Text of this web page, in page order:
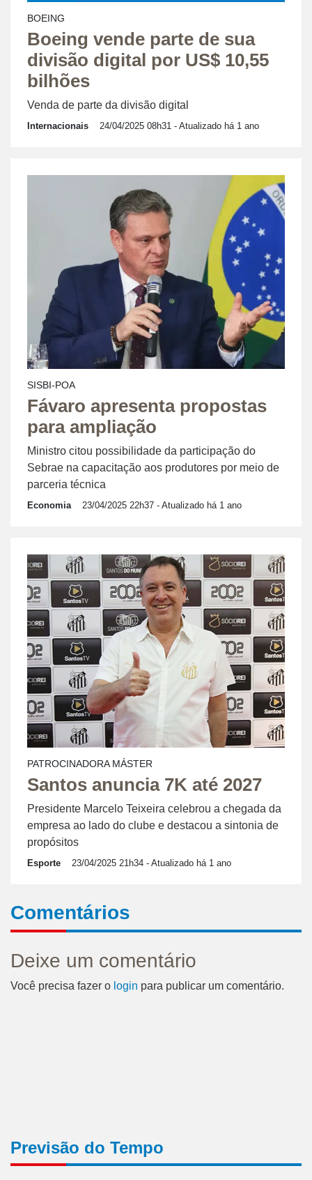
BOEING
Boeing vende parte de sua
divisão digital por US$ 10,55
bilhões
Venda de parte da divisão digital
Internacionais 24/04/2025 08h31 - Atualizado há 1 ano
SISBI-POA
Fávaro apresenta propostas
para ampliação
Ministro citou possibilidade da participação do
Sebrae na capacitação aos produtores por meio de
parceria técnica
Economia 23/04/2025 22h37 - Atualizado há 1 ano
PATROCINADORA MÁSTER
Santos anuncia 7K até 2027
Presidente Marcelo Teixeira celebrou a chegada da
empresa ao lado do clube e destacou a sintonia de
propósitos
Esporte 23/04/2025 21h34 - Atualizado há 1 ano
Comentários
Deixe um comentário
Você precisa fazer o login para publicar um comentário.
Previsão do Tempo